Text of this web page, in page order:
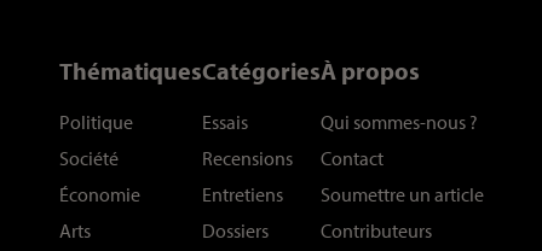
Thématiques
Politique
Société
Économie
Arts
Catégories
Essais
Recensions
Entretiens
Dossiers
À propos
Qui sommes-nous ?
Contact
Soumettre un article
Contributeurs